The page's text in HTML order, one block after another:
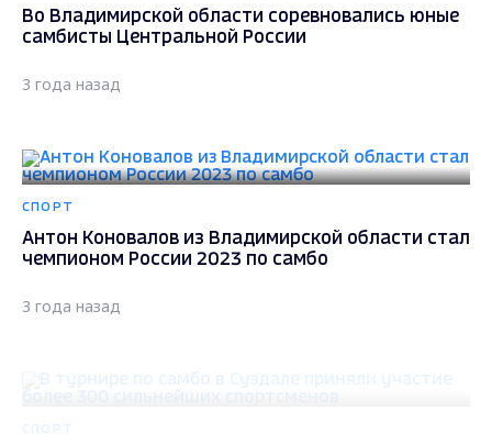
Во Владимирской области соревновались юные
самбисты Центральной России
3 года назад
СПОРТ
Антон Коновалов из Владимирской области стал
чемпионом России 2023 по самбо
3 года назад